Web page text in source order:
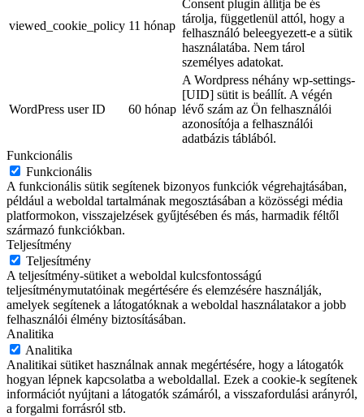
viewed_cookie_policy 11 hónap
Consent plugin állítja be és
tárolja, függetlenül attól, hogy a
felhasználó beleegyezett-e a sütik
használatába. Nem tárol
személyes adatokat.
WordPress user ID 60 hónap
A Wordpress néhány wp-settings-
[UID] sütit is beállít. A végén
lévő szám az Ön felhasználói
azonosítója a felhasználói
adatbázis táblából.
Funkcionális
Funkcionális
A funkcionális sütik segítenek bizonyos funkciók végrehajtásában,
például a weboldal tartalmának megosztásában a közösségi média
platformokon, visszajelzések gyűjtésében és más, harmadik féltől
származó funkciókban.
Teljesítmény
Teljesítmény
A teljesítmény-sütiket a weboldal kulcsfontosságú
teljesítménymutatóinak megértésére és elemzésére használják,
amelyek segítenek a látogatóknak a weboldal használatakor a jobb
felhasználói élmény biztosításában.
Analitika
Analitika
Analitikai sütiket használnak annak megértésére, hogy a látogatók
hogyan lépnek kapcsolatba a weboldallal. Ezek a cookie-k segítenek
információt nyújtani a látogatók számáról, a visszafordulási arányról,
a forgalmi forrásról stb.